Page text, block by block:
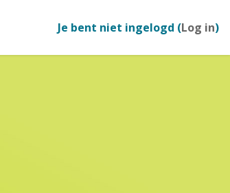
Je bent niet ingelogd (Log in)